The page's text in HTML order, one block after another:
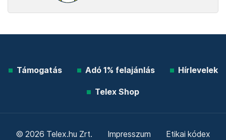
Támogatás Adó 1% felajánlás Hírlevelek
Telex Shop
© 2026 Telex.hu Zrt. Impresszum Etikai kódex